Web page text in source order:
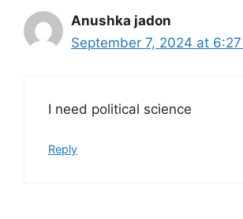
Anushka jadon
September 7, 2024 at
I need political science
Reply